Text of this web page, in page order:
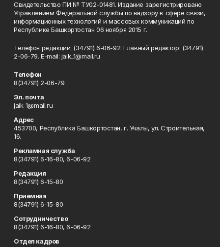
Свидетельство ПИ № ТУ02-01481. Издание зарегистрировано
Управлением Федеральной службы по надзору в сфере связи,
информационных технологий и массовых коммуникаций по
Республике Башкортостан 06 ноября 2015 г.
Телефон редакции: (34791) 6-06-92. Главный редактор: (34791)
2-06-79. Е-mаil: jaik_1@mail.ru
Телефон
8(34791) 2-06-79
Эл. почта
jaik_1@mail.ru
Адрес
453700, Республика Башкортостан, г. Учалы, ул. Строительная,
16.
Рекламная служба
8(34791) 6-16-80, 6-06-92
Редакция
8(34791) 6-15-80
Приемная
8(34791) 6-15-80
Сотрудничество
8(34791) 6-16-80, 6-06-92
Отдел кадров